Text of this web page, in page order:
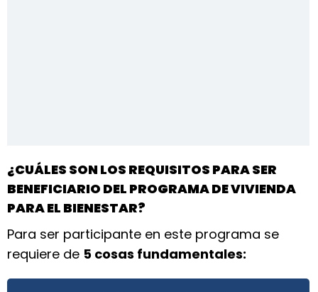
¿CUÁLES SON LOS REQUISITOS PARA SER
BENEFICIARIO DEL PROGRAMA DE VIVIENDA
PARA EL BIENESTAR?
Para ser participante en este programa se
requiere de 5 cosas fundamentales: